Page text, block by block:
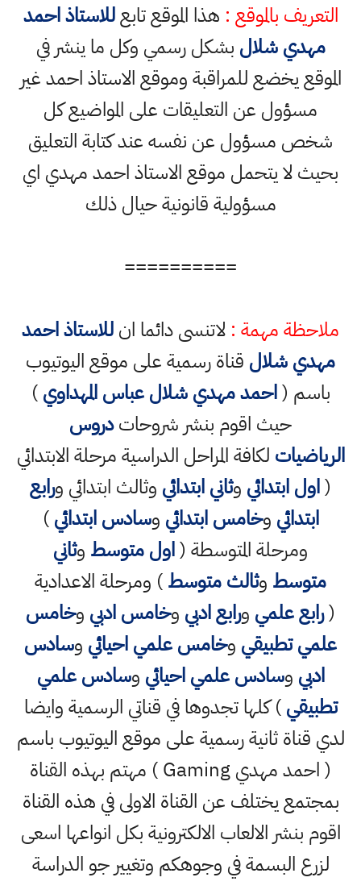
التعريف بالموقع : هذا الموقع تابعللاستاذ احمد
مهدي شلال بشكل رسمي وكل ما ينشر في
الموقع يخضع للمراقبة وموقع الاستاذ احمد غير
مسؤول عن التعليقات على المواضيع كل
شخص مسؤول عن نفسه عند كتابة التعليق
بحيث لا يتحمل موقع الاستاذ احمد مهدي اي
مسؤولية قانونية حيال ذلك
==========
ملاحظة مهمة : لاتنسى دائما انللاستاذ احمد
مهدي شلال قناة رسمية على موقع اليوتيوب
باسم (احمد مهدي شلال عباس المهداوي)
حيث اقوم بنشر شروحاتدروس
الرياضيات لكافة المراحل الدراسية مرحلة الابتدائي
(اول ابتدائي وثاني ابتدائي وثالث ابتدائي ورابع
ابتدائي وخامس ابتدائي وسادس ابتدائي)
ومرحلة المتوسطة (اول متوسط وثاني
متوسط وثالث متوسط) ومرحلة الاعدادية
(رابع علمي ورابع ادبي وخامس ادبي وخامس
علمي تطبيقي وخامس علمي احيائي وسادس
ادبي وسادس علمي احيائي وسادس علمي
تطبيقي) كلها تجدوها في قناتي الرسمية وايضا
لدي قناة ثانية رسمية على موقع اليوتيوب باسم
( احمد مهدي Gaming ) مهتم بهذه القناة
بمجتمع يختلف عن القناة الاولى في هذه القناة
اقوم بنشر الالعاب الالكترونية بكل انواعها اسعى
لزرع البسمة في وجوهكم وتغيير جو الدراسة